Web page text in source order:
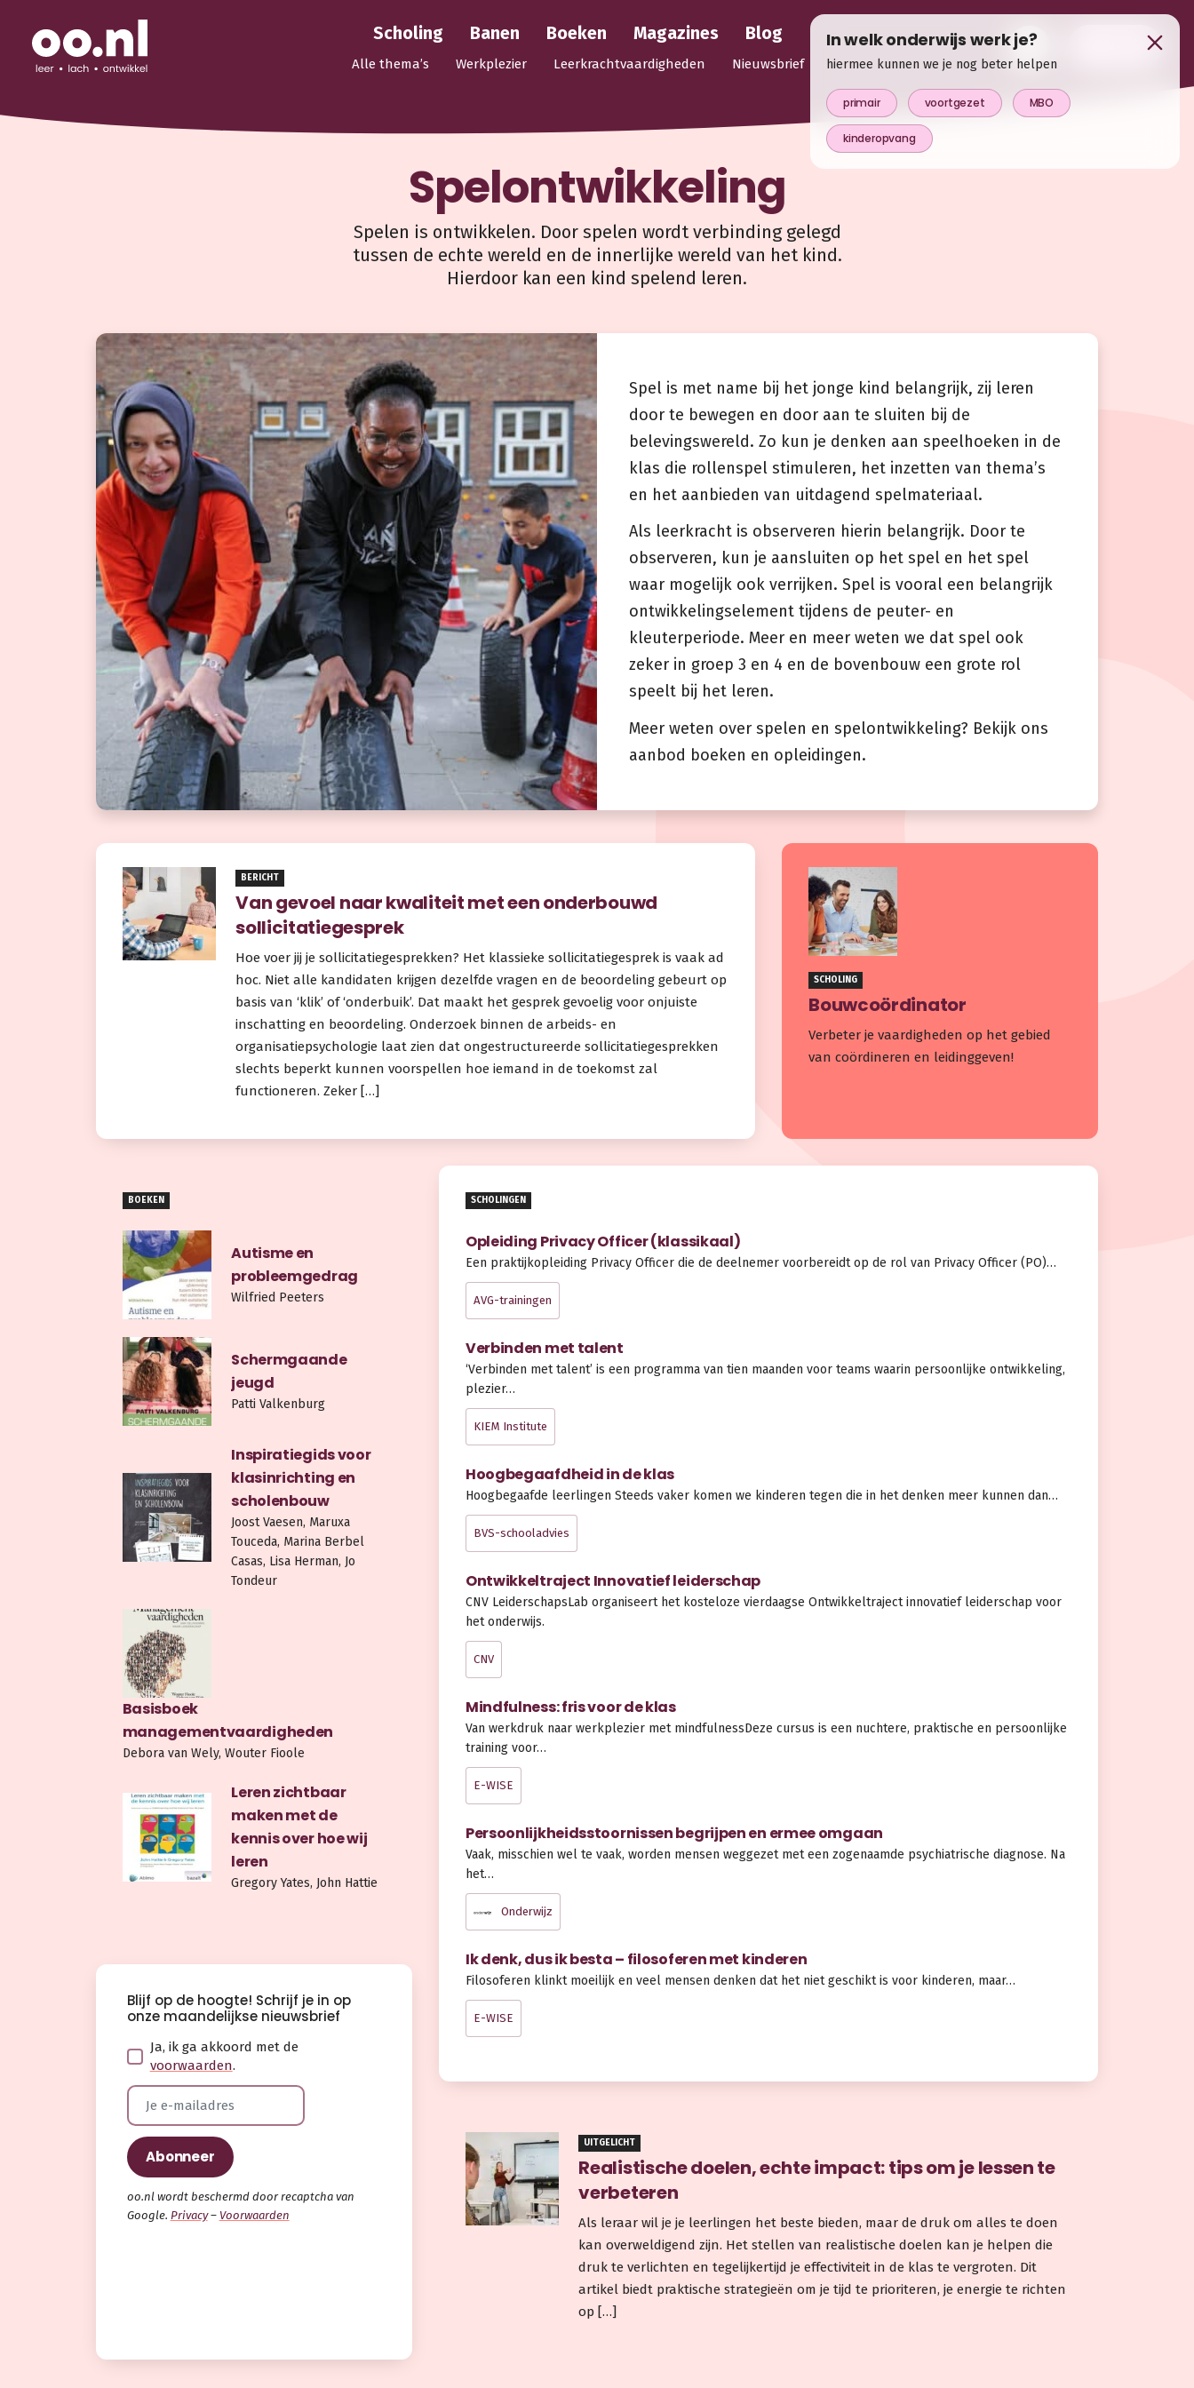
Scholing Banen Boeken Magazines Blog
Alle thema’s Werkplezier Leerkrachtvaardigheden Nieuwsbrief
Spelontwikkeling
Spelen is ontwikkelen. Door spelen wordt verbinding gelegd
tussen de echte wereld en de innerlijke wereld van het kind.
Hierdoor kan een kind spelend leren.
Spel is met name bij het jonge kind belangrijk, zij leren
door te bewegen en door aan te sluiten bij de
belevingswereld. Zo kun je denken aan speelhoeken in de
klas die rollenspel stimuleren, het inzetten van thema’s
en het aanbieden van uitdagend spelmateriaal.
Als leerkracht is observeren hierin belangrijk. Door te
observeren, kun je aansluiten op het spel en het spel
waar mogelijk ook verrijken. Spel is vooral een belangrijk
ontwikkelingselement tijdens de peuter- en
kleuterperiode. Meer en meer weten we dat spel ook
zeker in groep 3 en 4 en de bovenbouw een grote rol
speelt bij het leren.
Meer weten over spelen en spelontwikkeling? Bekijk ons
aanbod boeken en opleidingen.
BERICHT
Van gevoel naar kwaliteit met een onderbouwd
sollicitatiegesprek
Hoe voer jij je sollicitatiegesprekken? Het klassieke sollicitatiegesprek is vaak ad
hoc. Niet alle kandidaten krijgen dezelfde vragen en de beoordeling gebeurt op
basis van ‘klik’ of ‘onderbuik’. Dat maakt het gesprek gevoelig voor onjuiste
inschatting en beoordeling. Onderzoek binnen de arbeids- en
organisatiepsychologie laat zien dat ongestructureerde sollicitatiegesprekken
slechts beperkt kunnen voorspellen hoe iemand in de toekomst zal
functioneren. Zeker […]
SCHOLING
Bouwcoördinator
Verbeter je vaardigheden op het gebied
van coördineren en leidinggeven!
BOEKEN
Autisme en
probleemgedrag
Wilfried Peeters
Schermgaande
jeugd
Patti Valkenburg
Inspiratiegids voor
klasinrichting en
scholenbouw
Joost Vaesen, Maruxa
Touceda, Marina Berbel
Casas, Lisa Herman, Jo
Tondeur
Basisboek
managementvaardigheden
Debora van Wely, Wouter Fioole
Leren zichtbaar
maken met de
kennis over hoe wij
leren
Gregory Yates, John Hattie
SCHOLINGEN
Opleiding Privacy Officer (klassikaal)
Een praktijkopleiding Privacy Officer die de deelnemer voorbereidt op de rol van Privacy Officer (PO)…
AVG-trainingen
Verbinden met talent
‘Verbinden met talent’ is een programma van tien maanden voor teams waarin persoonlijke ontwikkeling,
plezier…
KIEM Institute
Hoogbegaafdheid in de klas
Hoogbegaafde leerlingen Steeds vaker komen we kinderen tegen die in het denken meer kunnen dan…
BVS-schooladvies
Ontwikkeltraject Innovatief leiderschap
CNV LeiderschapsLab organiseert het kosteloze vierdaagse Ontwikkeltraject innovatief leiderschap voor
het onderwijs.
CNV
Mindfulness: fris voor de klas
Van werkdruk naar werkplezier met mindfulnessDeze cursus is een nuchtere, praktische en persoonlijke
training voor…
E-WISE
Persoonlijkheidsstoornissen begrijpen en ermee omgaan
Vaak, misschien wel te vaak, worden mensen weggezet met een zogenaamde psychiatrische diagnose. Na
het…
Onderwijz
Ik denk, dus ik besta – filosoferen met kinderen
Filosoferen klinkt moeilijk en veel mensen denken dat het niet geschikt is voor kinderen, maar…
E-WISE
Blijf op de hoogte! Schrijf je in op
onze maandelijkse nieuwsbrief
Ja, ik ga akkoord met de
voorwaarden.
oo.nl wordt beschermd door recaptcha van
Google. Privacy– Voorwaarden
UITGELICHT
Realistische doelen, echte impact: tips om je lessen te
verbeteren
Als leraar wil je je leerlingen het beste bieden, maar de druk om alles te doen
kan overweldigend zijn. Het stellen van realistische doelen kan je helpen die
druk te verlichten en tegelijkertijd je effectiviteit in de klas te vergroten. Dit
artikel biedt praktische strategieën om je tijd te prioriteren, je energie te richten
op […]
In welk onderwijs werk je?
hiermee kunnen we je nog beter helpen
primair voortgezet MBO
kinderopvang